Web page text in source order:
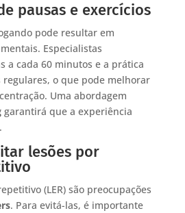
pausas e exercícios
pode resultar em
Especialistas
a cada 60 minutos e a prática
regulares, o que pode melhorar
Uma abordagem
garantirá que a experiência
lesões por
(LER) são preocupações
. Para evitá-las, é importante